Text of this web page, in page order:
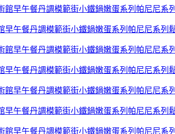
早午餐丹調模範街小鐵鍋嫩蛋系列帕尼尼系列
早午餐丹調模範街小鐵鍋嫩蛋系列帕尼尼系列
早午餐丹調模範街小鐵鍋嫩蛋系列帕尼尼系列